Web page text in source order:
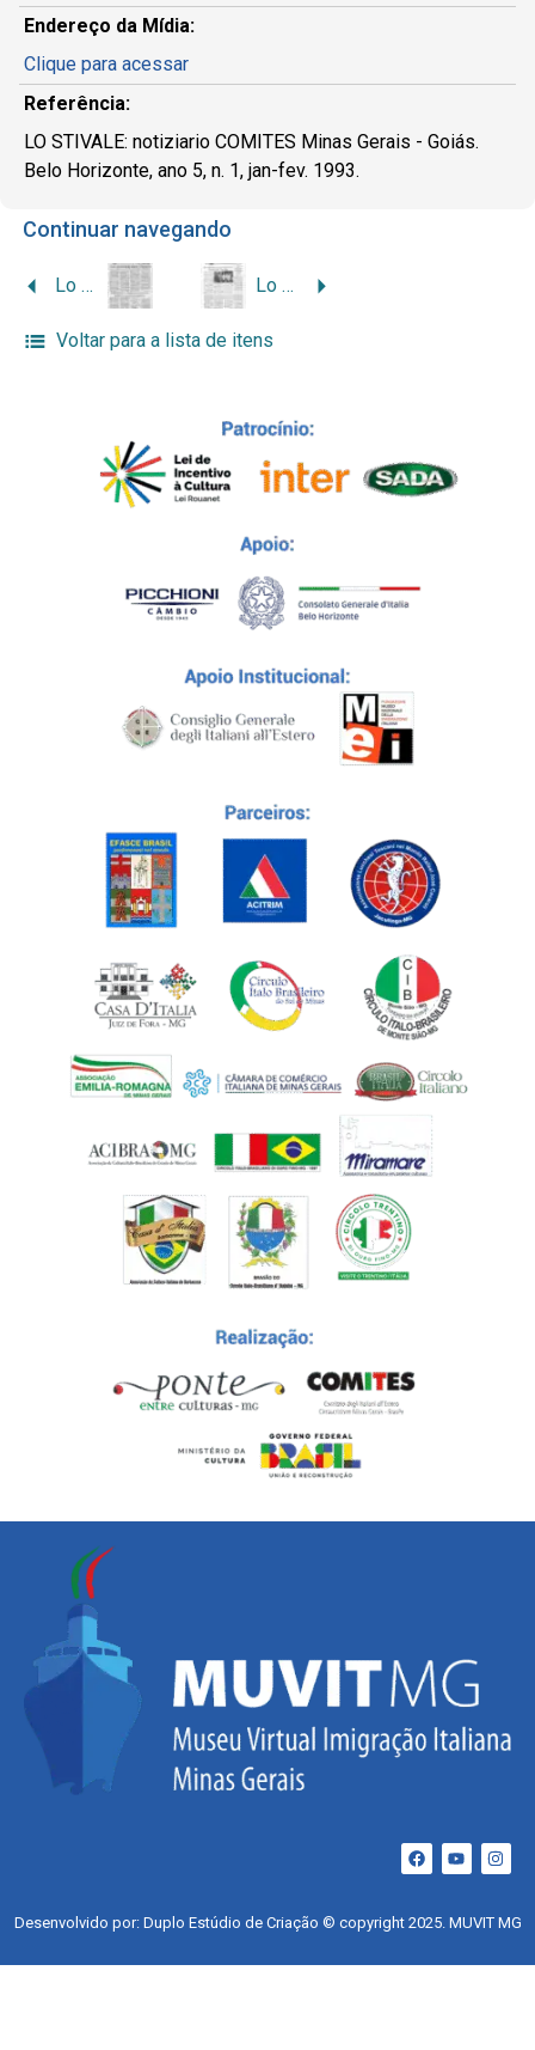
Endereço da Mídia:
Clique para acessar
Referência:
LO STIVALE: notiziario COMITES Minas Gerais - Goiás.
Belo Horizonte, ano 5, n. 1, jan-fev. 1993.
Continuar navegando
Lo Stivale, 1992, n. 4 Lo Stivale, 1993, n. 2
Voltar para a lista de itens
Desenvolvido por: Duplo Estúdio de Criação © copyright 2025. MUVIT MG